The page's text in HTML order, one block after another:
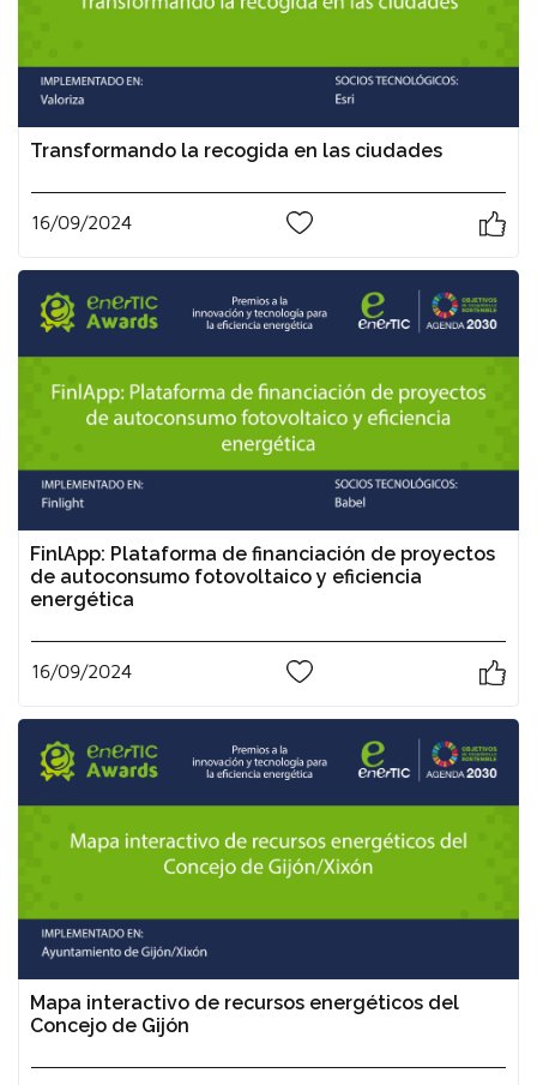
Transformando la recogida en las ciudades
16/09/2024
FinlApp: Plataforma de financiación de proyectos
de autoconsumo fotovoltaico y eficiencia
energética
16/09/2024
Mapa interactivo de recursos energéticos del
Concejo de Gijón